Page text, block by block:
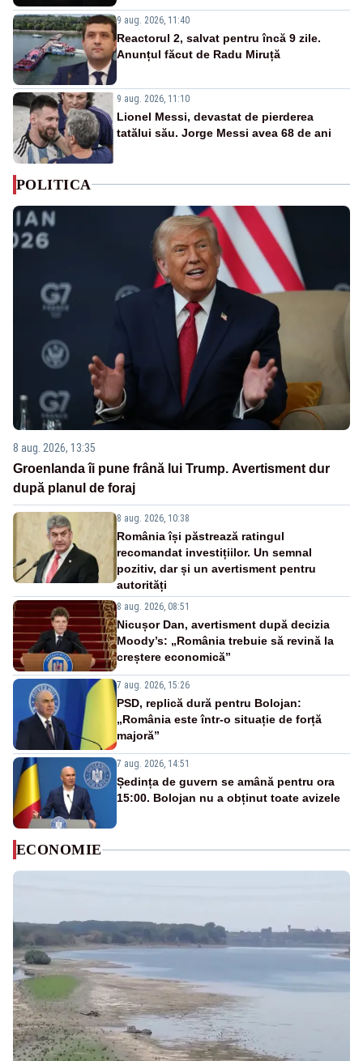
9 aug. 2026, 11:40
Reactorul 2, salvat pentru încă 9 zile.
Anunțul făcut de Radu Miruță
9 aug. 2026, 11:10
Lionel Messi, devastat de pierderea
tatălui său. Jorge Messi avea 68 de ani
POLITICA
8 aug. 2026, 13:35
Groenlanda îi pune frână lui Trump. Avertisment dur
după planul de foraj
8 aug. 2026, 10:38
România își păstrează ratingul
recomandat investițiilor. Un semnal
pozitiv, dar și un avertisment pentru
autorități
8 aug. 2026, 08:51
Nicușor Dan, avertisment după decizia
Moody’s: „România trebuie să revină la
creștere economică”
7 aug. 2026, 15:26
PSD, replică dură pentru Bolojan:
„România este într-o situație de forță
majoră”
7 aug. 2026, 14:51
Ședința de guvern se amână pentru ora
15:00. Bolojan nu a obținut toate avizele
ECONOMIE